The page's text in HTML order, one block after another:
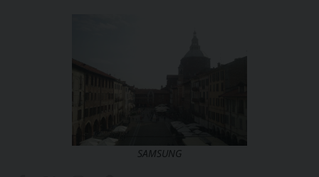
SAMSUNG